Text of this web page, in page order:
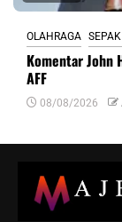
OLAHRAGA
Komentar John
AFF
08/08/2026